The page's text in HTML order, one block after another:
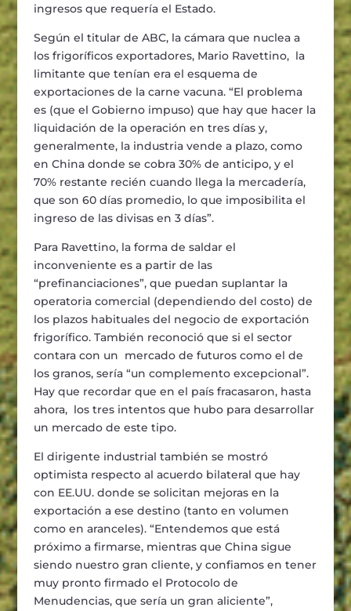
ingresos que requería el Estado.
Según el titular de ABC, la cámara que nuclea a
los frigoríficos exportadores, Mario Ravettino, la
limitante que tenían era el esquema de
exportaciones de la carne vacuna. “El problema
es (que el Gobierno impuso) que hay que hacer la
liquidación de la operación en tres días y,
generalmente, la industria vende a plazo, como
en China donde se cobra 30% de anticipo, y el
70% restante recién cuando llega la mercadería,
que son 60 días promedio, lo que imposibilita el
ingreso de las divisas en 3 días”.
Para Ravettino, la forma de saldar el
inconveniente es a partir de las
“prefinanciaciones”, que puedan suplantar la
operatoria comercial (dependiendo del costo) de
los plazos habituales del negocio de exportación
frigorífico. También reconoció que si el sector
contara con un mercado de futuros como el de
los granos, sería “un complemento excepcional”.
Hay que recordar que en el país fracasaron, hasta
ahora, los tres intentos que hubo para desarrollar
un mercado de este tipo.
El dirigente industrial también se mostró
optimista respecto al acuerdo bilateral que hay
con EE.UU. donde se solicitan mejoras en la
exportación a ese destino (tanto en volumen
como en aranceles). “Entendemos que está
próximo a firmarse, mientras que China sigue
siendo nuestro gran cliente, y confiamos en tener
muy pronto firmado el Protocolo de
Menudencias, que sería un gran aliciente”,